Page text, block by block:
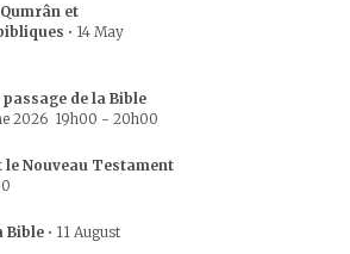
et
• 14 May
de la Bible
2026 19h00 - 20h00
le Nouveau Testament
Bible • 11 August